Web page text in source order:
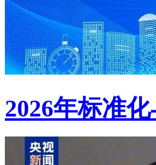
2026年标准